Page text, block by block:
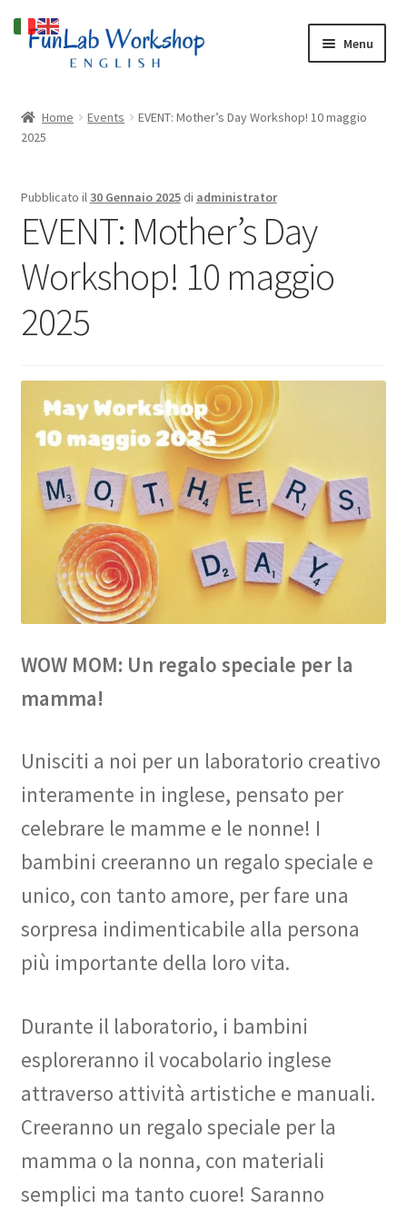
Vai
Vai
Menu
il
Chi Siamo
Blog
Shop
Home Events
EVENT: Mother’s Day Workshop! 10 maggio
2025
Pubblicato il 30 Gennaio 2025 di administrator
EVENT: Mother’s Day
Workshop! 10 maggio
2025
WOW MOM: Un regalo speciale per la
mamma!
Unisciti a noi per un laboratorio creativo
interamente in inglese, pensato per
celebrare le mamme e le nonne! I
bambini creeranno un regalo speciale e
unico, con tanto amore, per fare una
sorpresa indimenticabile alla persona
più importante della loro vita.
Durante il laboratorio, i bambini
esploreranno il vocabolario inglese
attraverso attività artistiche e manuali.
Creeranno un regalo speciale per la
mamma o la nonna, con materiali
semplici ma tanto cuore! Saranno